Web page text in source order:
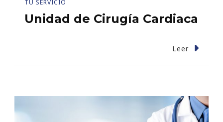
TU SERVICIO
Unidad de Cirugía Cardiaca
Leer